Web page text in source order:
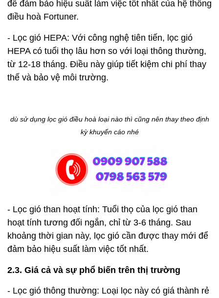
để đảm bảo hiệu suất làm việc tốt nhất của hệ thống
điều hoà Fortuner.
- Lọc gió HEPA: Với công nghệ tiên tiến, lọc gió
HEPA có tuổi thọ lâu hơn so với loại thông thường,
từ 12-18 tháng. Điều này giúp tiết kiệm chi phí thay
thế và bảo vệ môi trường.
dù sử dụng lọc gió điều hoà loại nào thì cũng nên thay theo định
kỳ khuyến cáo nhé
- Lọc gió than hoạt tính: Tuổi thọ của lọc gió than
hoạt tính tương đối ngắn, chỉ từ 3-6 tháng. Sau
khoảng thời gian này, lọc gió cần được thay mới để
đảm bảo hiệu suất làm việc tốt nhất.
2.3. Giá cả và sự phổ biến trên thị trường
- Lọc gió thông thường: Loại lọc này có giá thành rẻ